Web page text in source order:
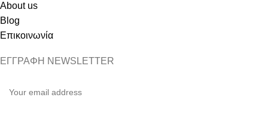
About us
Blog
Επικοινωνία
ΕΓΓΡΑΦΗ NEWSLETTER